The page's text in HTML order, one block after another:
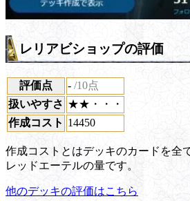
レリアビショップの評価
評価点 - /10点
扱いやすさ ★★・・・
作成コスト 14450
作成コストとはデッキのカードを全
レッドエーテルの量です。
他のデッキの評価はこちら